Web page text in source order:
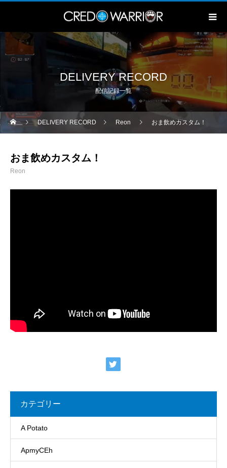
DELIVERY RECORD
配信記録一覧
DELIVERY RECORD Reon おま飲めカスタム！
おま飲めカスタム！
Reon
カテゴリー
A Potato
ApmyCEh